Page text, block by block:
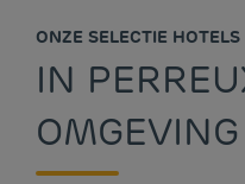
ONZE SELECTIE HOTELS
IN
OMGEVING